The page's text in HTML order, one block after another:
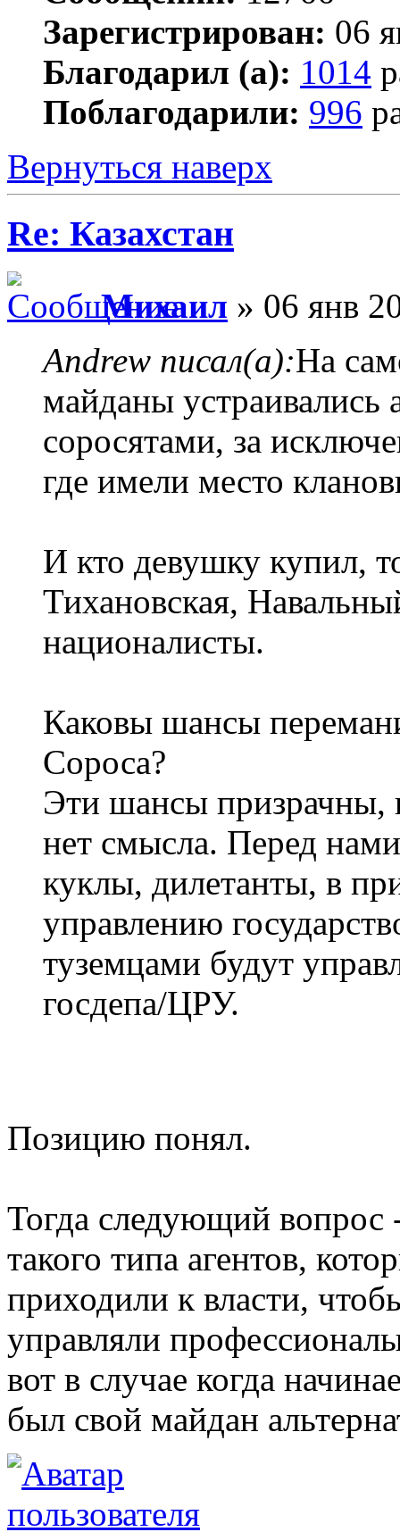
Зарегистрирован: 06
Благодарил (а): 1014
Поблагодарили: 996
Вернуться наверх
Re: Казахстан
Михаил » 06 янв
Andrew писал(а):На
майданы устраивались
соросятами, за
где имели место
И кто девушку купил,
Тихановская,
националисты.
Каковы шансы
Сороса?
Эти шансы призрачны,
нет смысла. Перед
куклы, дилетанты, в
управлению
туземцами будут
госдепа/ЦРУ.
Позицию понял.
Тогда следующий вопрос
такого типа агентов,
приходили к власти,
управляли
вот в случае когда
был свой майдан